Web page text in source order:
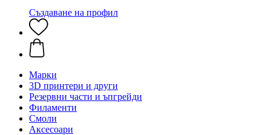
Създаване на профил
Mарки
3D принтери и други
Резервни части и ъпгрейди
Филаменти
Смоли
Аксесоари